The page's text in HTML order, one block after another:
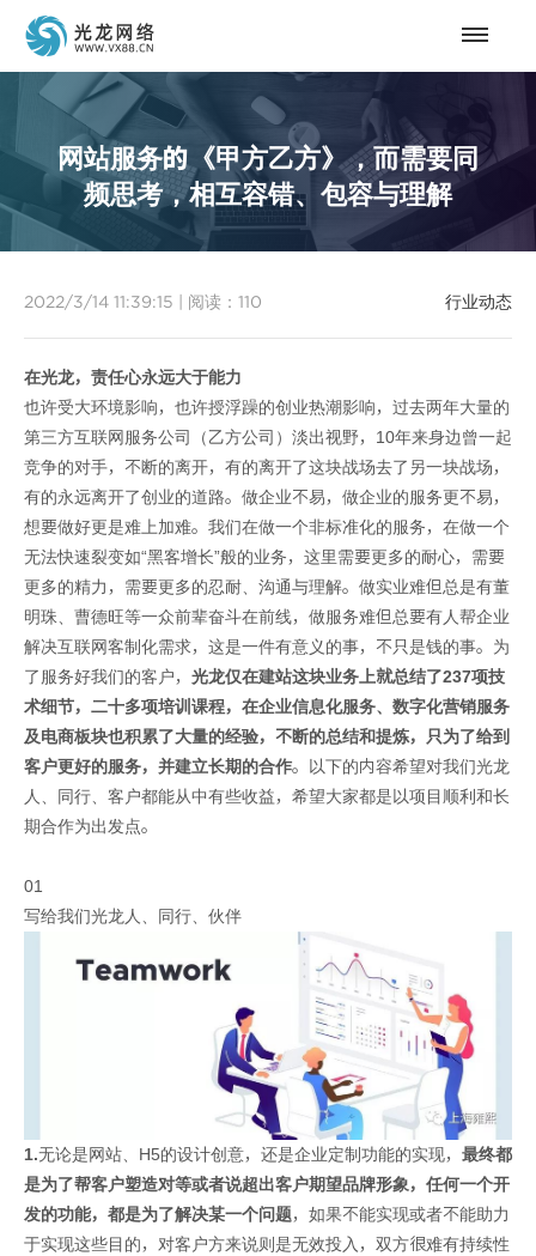
网站服务的《甲方乙方》，而需要同
频思考，相互容错、包容与理解
行业动态
2022/3/14 11:39:15 阅读： 110
在光龙，责任心永远大于能力
也许受大环境影响，也许授浮躁的创业热潮影响，过去两年大量的
第三方互联网服务公司（乙方公司）淡出视野，10年来身边曾一起
竞争的对手，不断的离开，有的离开了这块战场去了另一块战场，
有的永远离开了创业的道路。做企业不易，做企业的服务更不易，
想要做好更是难上加难。我们在做一个非标准化的服务，在做一个
无法快速裂变如“黑客增长”般的业务，这里需要更多的耐心，需要
更多的精力，需要更多的忍耐、沟通与理解。做实业难但总是有董
明珠、曹德旺等一众前辈奋斗在前线，做服务难但总要有人帮企业
解决互联网客制化需求，这是一件有意义的事，不只是钱的事。为
了服务好我们的客户， 光龙仅在建站这块业务上就总结了237项技
术细节，二十多项培训课程，在企业信息化服务、数字化营销服务
及电商板块也积累了大量的经验，不断的总结和提炼，只为了给到
客户更好的服务，并建立长期的合作。以下的内容希望对我们光龙
人、同行、客户都能从中有些收益，希望大家都是以项目顺利和长
期合作为出发点。
01
写给我们光龙人、同行、伙伴
1. 无论是网站、H5的设计创意，还是企业定制功能的实现， 最终都
是为了帮客户塑造对等或者说超出客户期望品牌形象，任何一个开
发的功能，都是为了解决某一个问题 ，如果不能实现或者不能助力
于实现这些目的，对客户方来说则是无效投入，双方很难有持续性